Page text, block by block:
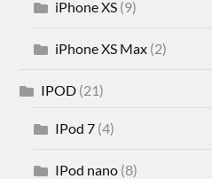
iPhone XS (9)
iPhone XS Max (2)
IPOD (21)
IPod 7 (4)
IPod nano (8)